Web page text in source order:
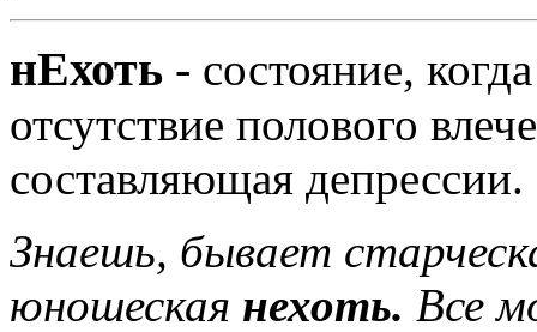
нЕхоть - состояние,
отсутствие полового
составляющая депрессии.
Знаешь, бывает
юношеская нехоть. Все